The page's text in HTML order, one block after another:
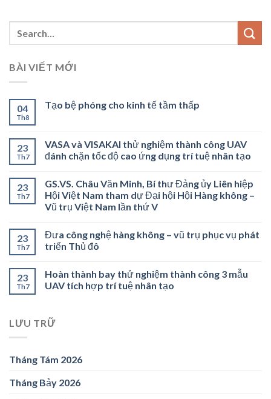
BÀI VIẾT MỚI
04
Th8
Tạo bệ phóng cho kinh tế tầm thấp
23
Th7
VASA và VISAKAI thử nghiệm thành công UAV
đánh chặn tốc độ cao ứng dụng trí tuệ nhân tạo
23
Th7
GS.VS. Châu Văn Minh, Bí thư Đảng ủy Liên hiệp
Hội Việt Nam tham dự Đại hội Hội Hàng không –
Vũ trụ Việt Nam lần thứ V
23
Th7
Đưa công nghệ hàng không – vũ trụ phục vụ phát
triển Thủ đô
23
Th7
Hoàn thành bay thử nghiệm thành công 3 mẫu
UAV tích hợp trí tuệ nhân tạo
LƯU TRỮ
Tháng Tám 2026
Tháng Bảy 2026